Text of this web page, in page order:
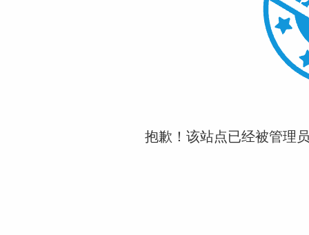
抱歉！该站点已经被管理